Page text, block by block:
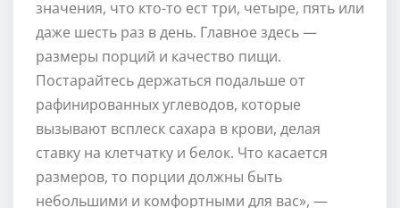
значения, что кто-то ест три, четыре, пять или
даже шесть раз в день. Главное здесь —
размеры порций и качество пищи.
Постарайтесь держаться подальше от
рафинированных углеводов, которые
вызывают всплеск сахара в крови, делая
ставку на клетчатку и белок. Что касается
размеров, то порции должны быть
небольшими и комфортными для вас», —